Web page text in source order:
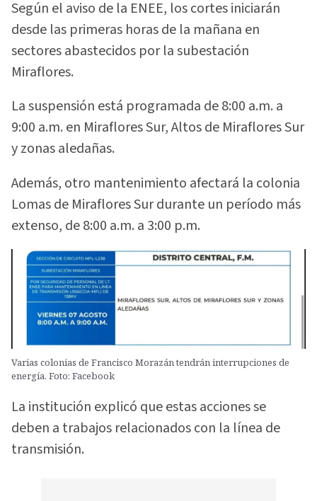
Según el aviso de la ENEE, los cortes iniciarán
desde las primeras horas de la mañana en
sectores abastecidos por la subestación
Miraflores.
La suspensión está programada de 8:00 a.m. a
9:00 a.m. en Miraflores Sur, Altos de Miraflores Sur
y zonas aledañas.
Además, otro mantenimiento afectará la colonia
Lomas de Miraflores Sur durante un período más
extenso, de 8:00 a.m. a 3:00 p.m.
Varias colonias de Francisco Morazán tendrán interrupciones de
energía. Foto: Facebook
La institución explicó que estas acciones se
deben a trabajos relacionados con la línea de
transmisión.